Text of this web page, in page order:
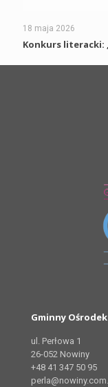
18 maja 2026
Konkurs literacki:
Gminny
ul. Perłowa 1
26-052 Nowiny
+48 41 347 50 95